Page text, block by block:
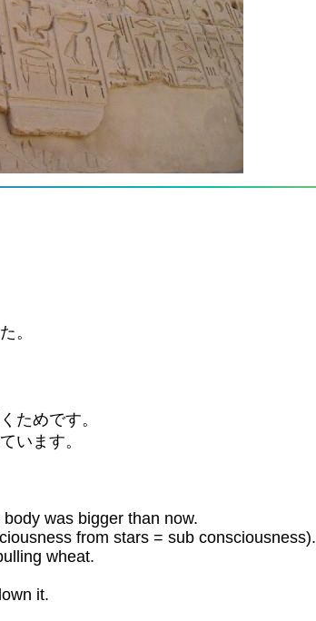
。
ためです。
います。
was bigger than now.
from stars = sub consciousness).
wheat.
it.